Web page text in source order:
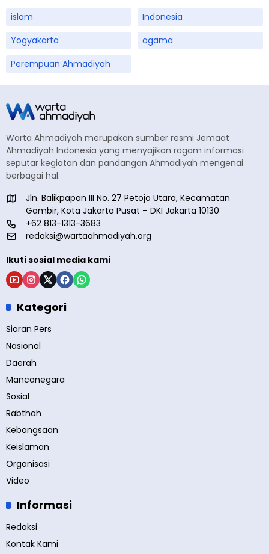
islam
Indonesia
Yogyakarta
agama
Perempuan Ahmadiyah
Warta Ahmadiyah merupakan sumber resmi Jemaat
Ahmadiyah Indonesia yang menyajikan ragam informasi
seputar kegiatan dan pandangan Ahmadiyah mengenai
berbagai hal.
Jln. Balikpapan III No. 27 Petojo Utara, Kecamatan
Gambir, Kota Jakarta Pusat – DKI Jakarta 10130
+62 813-1313-3683
redaksi@wartaahmadiyah.org
Ikuti sosial media kami
Kategori
Siaran Pers
Nasional
Daerah
Mancanegara
Sosial
Rabthah
Kebangsaan
Keislaman
Organisasi
Video
Informasi
Redaksi
Kontak Kami